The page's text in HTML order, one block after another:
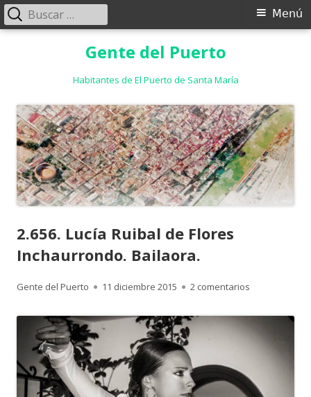
Gente del Puerto
Habitantes de El Puerto de Santa María
Menú
Menú
Buscar:
2.656. Lucía Ruibal de Flores
Inchaurrondo. Bailaora.
Autor
Gente del Puerto
Publicado
11 diciembre 2015 2 comentarios